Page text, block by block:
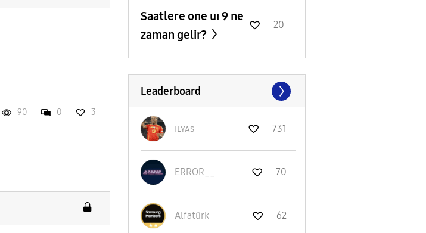
90 0 3
Saatlere one uı 9 ne
zaman gelir?
20
Leaderboard
ɪʟʏᴀs 731
ERROR__ 70
Alfatürk 62